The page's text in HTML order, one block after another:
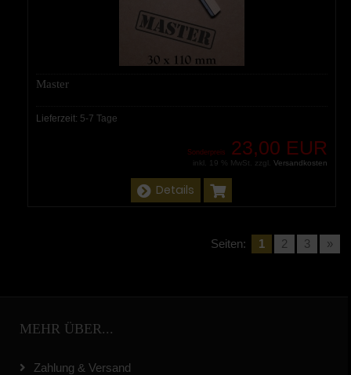
Master
Lieferzeit: 5-7 Tage
Sonderpreis 23,00 EUR
inkl. 19 % MwSt. zzgl. Versandkosten
Details
Seiten: 1 2 3 »
MEHR ÜBER...
Zahlung & Versand